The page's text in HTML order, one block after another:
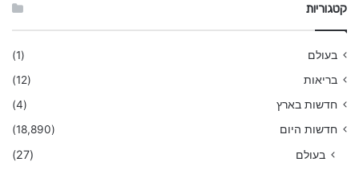
קטגוריות
בעולם
(1)
בריאות
(12)
חדשות בארץ
(4)
חדשות היום
(18,890)
בעולם (27)